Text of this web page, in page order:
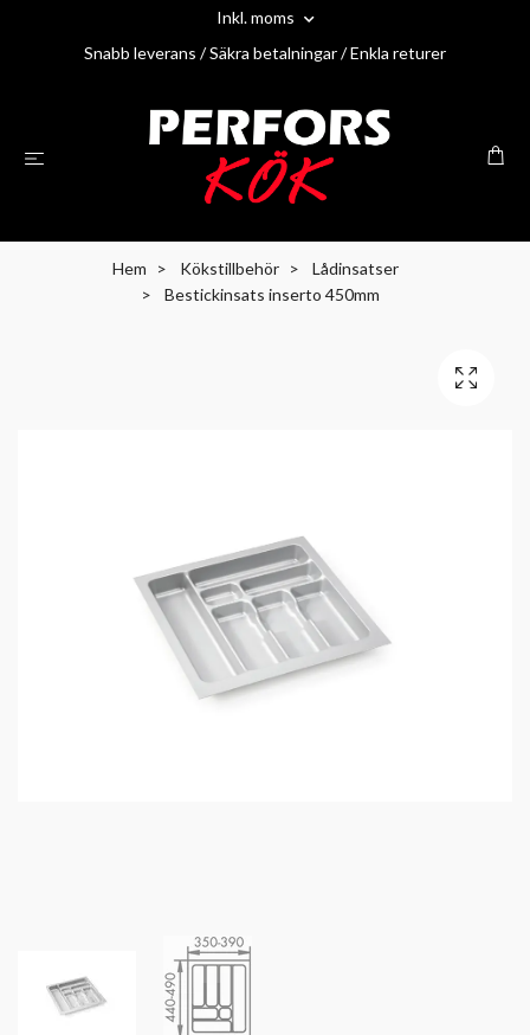
Inkl. moms
Snabb leverans / Säkra betalningar / Enkla returer
Hem Kökstillbehör
Lådinsatser
Bestickinsats inserto 450mm